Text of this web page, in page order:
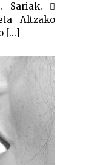
Sariak. 
Altzako